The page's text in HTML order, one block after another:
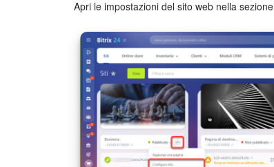
Apri le impostazioni del sito web nella sezione